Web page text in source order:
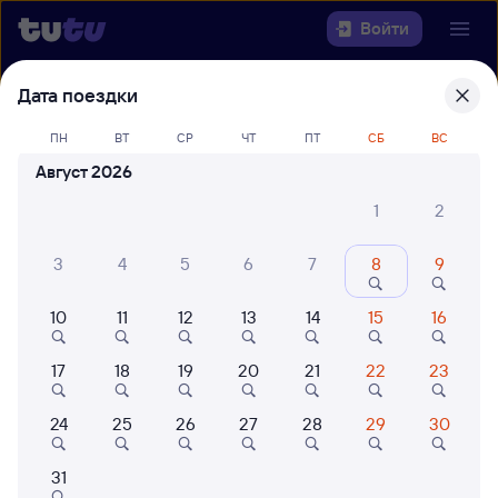
Войти
Выберите день, чтобы найти
билеты Омск — Горячий Ключ
Откуда
Кто едет
Найти поезда
Дата поездки
ПН ВТ СР ЧТ ПТ СБ ВС
Август 2026
1
2
3 4 5 6 7 8 9
10 11 12 13 14 15 16
17 18 19 20 21 22 23
24 25 26 27 28 29 30
31